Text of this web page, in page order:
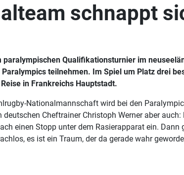
schnappt
Qualifikationsturnier im
teilnehmen. Im Spiel um Platz drei
in Frankreichs Hauptstadt.
Nationalmannschaft wird bei den
Cheftrainer Christoph Werner aber
einen Stopp unter dem Rasierapparat ein.
es ist ein Traum, der da gerade wahr